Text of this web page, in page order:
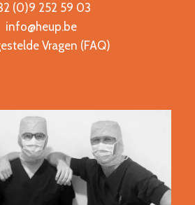
(0)9 252 59 03
info@heup.be
Vragen (FAQ)